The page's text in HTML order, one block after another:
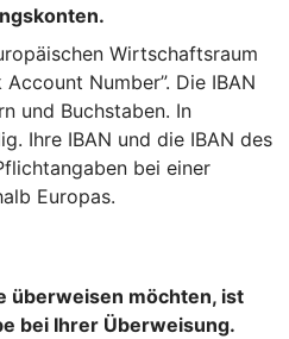
Wirtschaftsraum
Number”. Die IBAN
und Buchstaben. In
Ihre IBAN und die IBAN des
bei einer
Europas.
überweisen möchten, ist
bei Ihrer Überweisung.